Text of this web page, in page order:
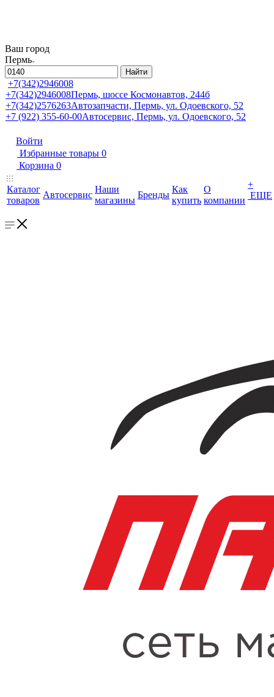
Ваш город
Пермь
Найти
+7(342)2946008
+7(342)2946008Пермь, шоссе Космонавтов, 244б
+7(342)2576263Автозапчасти, Пермь, ул. Одоевского, 52
+7 (922) 355-60-00Автосервис, Пермь, ул. Одоевского, 52
Войти
Избранные товары 0
Корзина 0
Каталог
товаров
Автосервис
Наши
магазины
Бренды
Как
купить
О
компании
+
ЕЩЕ